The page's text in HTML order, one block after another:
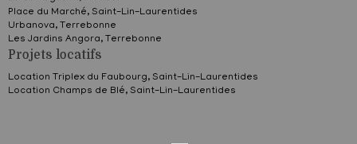
Place du Marché,Saint-Lin-Laurentides
Urbanova,Terrebonne
Les Jardins Angora,Terrebonne
Projets locatifs
Location Triplex du Faubourg,Saint-Lin-Laurentides
Location Champs de Blé,Saint-Lin-Laurentides